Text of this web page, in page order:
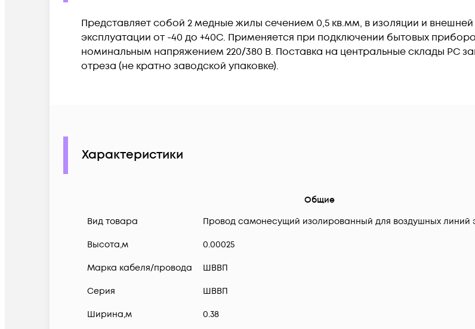
Представляет собой 2 медные жилы сечением 0,5 кв.мм, в изоляции и
эксплуатации от -40 до +40С. Применяется при подключении бытовых
номинальным напряжением 220/380 В. Поставка на центральные склады РС
отреза (не кратно заводской упаковке).
Характеристики
Общие
Вид товара
Провод самонесущий изолированный для воздушных линий
Высота,м 0.00025
Марка кабеля/провода ШВВП
Серия ШВВП
Ширина,м 0.38